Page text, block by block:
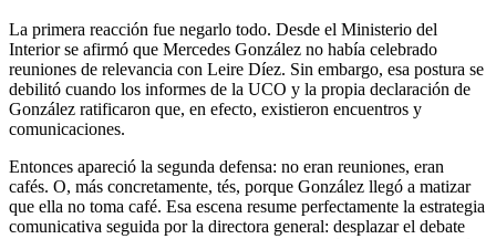
La primera reacción fue negarlo todo. Desde el Ministerio del
Interior se afirmó que Mercedes González no había celebrado
reuniones de relevancia con Leire Díez. Sin embargo, esa postura se
debilitó cuando los informes de la UCO y la propia declaración de
González ratificaron que, en efecto, existieron encuentros y
comunicaciones.
Entonces apareció la segunda defensa: no eran reuniones, eran
cafés. O, más concretamente, tés, porque González llegó a matizar
que ella no toma café. Esa escena resume perfectamente la estrategia
comunicativa seguida por la directora general: desplazar el debate